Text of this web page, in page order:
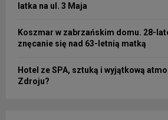
latka na ul. 3 Maja
Koszmar w zabrzańskim domu. 28-
znęcanie się nad 63-letnią matką
Hotel ze SPA, sztuką i wyjątkową
Zdroju?